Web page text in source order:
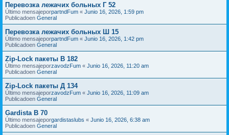
Перевозка лежачих больных Г 52
Último mensajeporpartndFum « Junio 16, 2026, 1:59 pm
Publicadoen General
Перевозка лежачих больных Ш 15
Último mensajeporpartndFum « Junio 16, 2026, 1:42 pm
Publicadoen General
Zip-Lock пакеты В 182
Último mensajeporzavodzFum « Junio 16, 2026, 11:20 am
Publicadoen General
Zip-Lock пакеты Д 134
Último mensajeporzavodzFum « Junio 16, 2026, 11:09 am
Publicadoen General
Gardista В 70
Último mensajeporgardistaslubs « Junio 16, 2026, 6:38 am
Publicadoen General